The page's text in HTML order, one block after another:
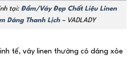
tại: Đầm/Váy Đẹp Chất Liệu Linen
Dáng Thanh Lịch– VADLADY
tế, váy linen thường có dáng xòe